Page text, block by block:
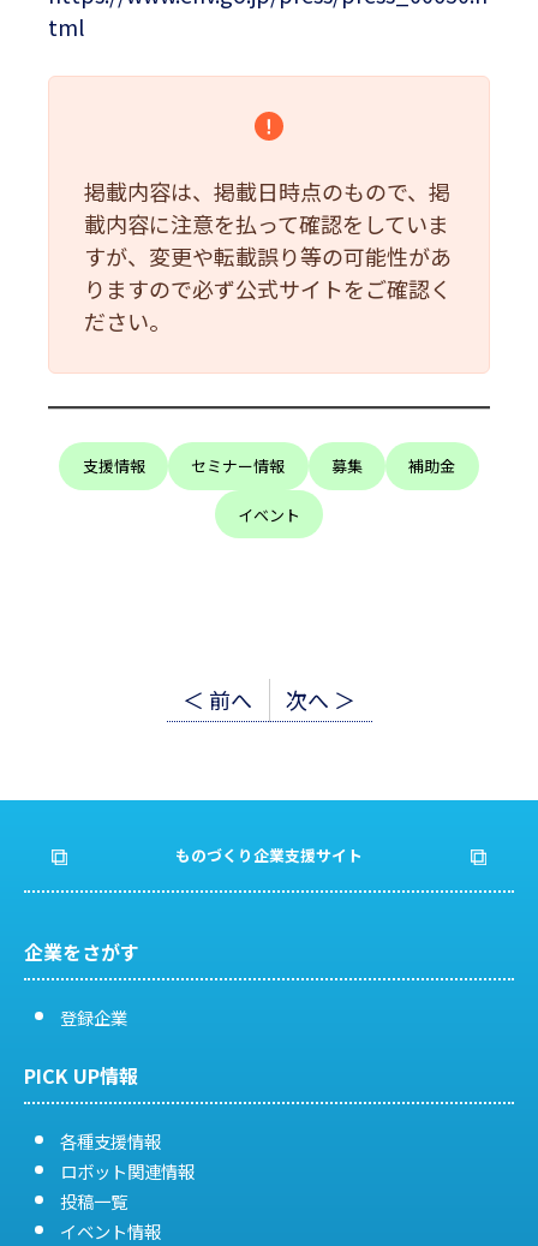
tml
掲載内容は、掲載日時点のもので、掲
載内容に注意を払って確認をしていま
すが、変更や転載誤り等の可能性があ
りますので必ず公式サイトをご確認く
ださい。
支援情報 セミナー情報 募集 補助金
イベント
ナ
ビ
ゲ
ー
シ
ョ
ン
＜ 前へ 次へ ＞
ものづくり企業支援サイト
企業をさがす
登録企業
PICK UP情報
各種支援情報
ロボット関連情報
投稿一覧
イベント情報